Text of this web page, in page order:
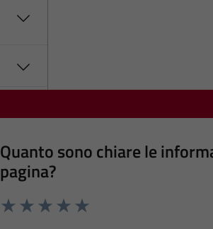
Quanto sono chiare le
pagina?